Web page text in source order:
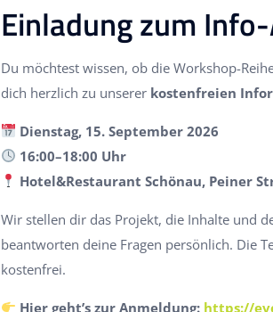
Einladung zum
Du möchtest wissen, ob die Workshop-
dich herzlich zu unserer kostenfreien
Dienstag, 15. September 2026
16:00–18:00 Uhr
Hotel&Restaurant Schönau, Peiner
Wir stellen dir das Projekt, die Inhalte und
beantworten deine Fragen persönlich. Die
kostenfrei.
Hier geht’s zur Anmeldung: https://